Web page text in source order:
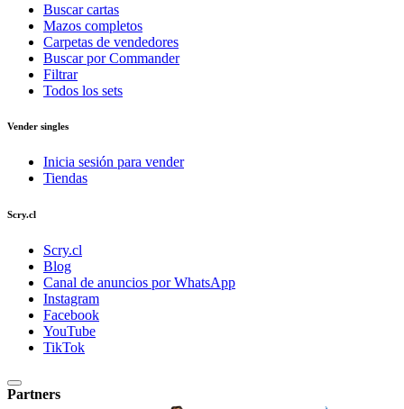
Buscar cartas
Mazos completos
Carpetas de vendedores
Buscar por Commander
Filtrar
Todos los sets
Vender singles
Inicia sesión para vender
Tiendas
Scry.cl
Scry.cl
Blog
Canal de anuncios por WhatsApp
Instagram
Facebook
YouTube
TikTok
Partners